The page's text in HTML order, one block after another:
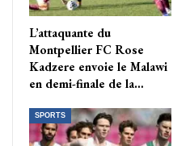
L’attaquante du
Montpellier FC Rose
Kadzere envoie le Malawi
en demi-finale de la…
SPORTS